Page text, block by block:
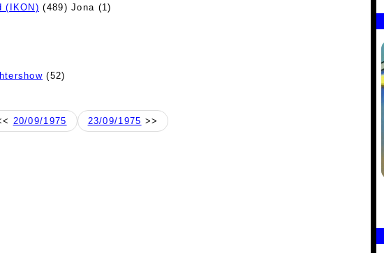
(IKON) (489) Jona (1)
(52)
20/09/1975 23/09/1975 >>